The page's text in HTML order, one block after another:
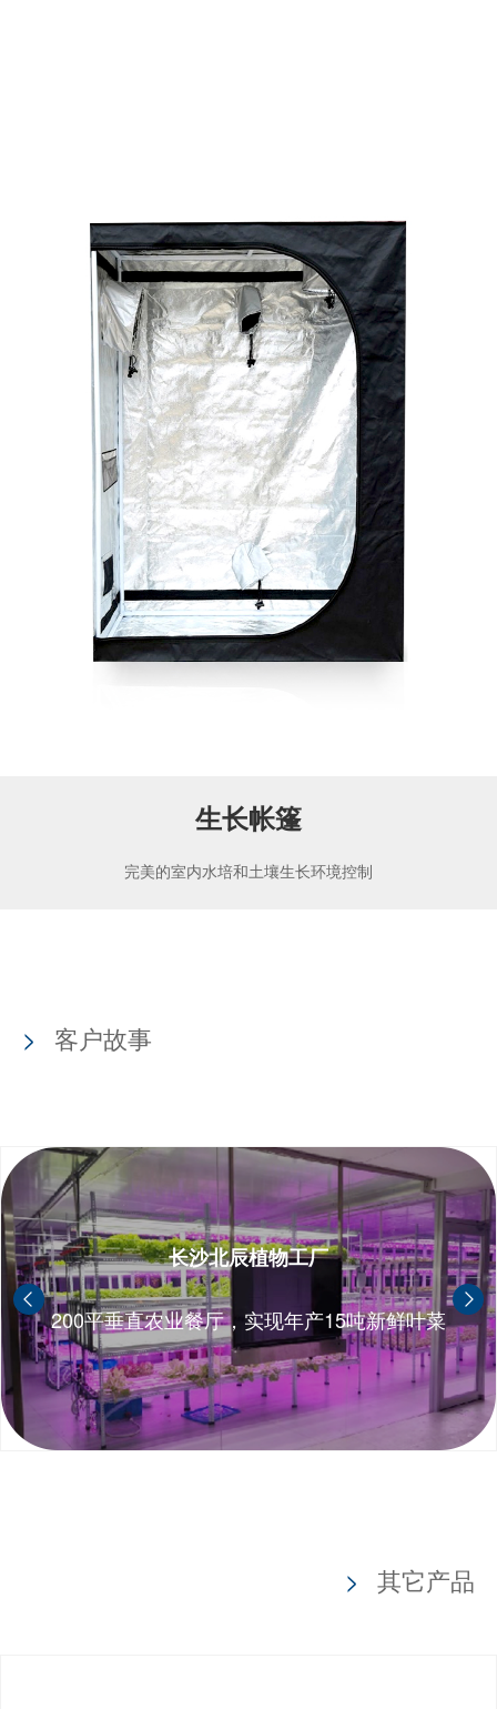
生长帐篷
完美的室内水培和土壤生长环境控制
客户故事
长沙北辰植物工厂
200平垂直农业餐厅，实现年产15吨新鲜叶菜
其它产品